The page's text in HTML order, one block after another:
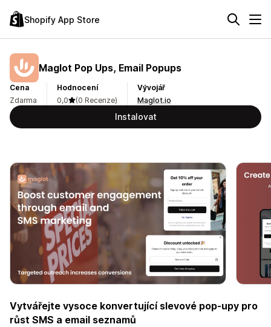
Shopify App Store
Maglot Pop Ups, Email Popups
Cena
Zdarma
Hodnocení
0,0
(0 Recenze)
Vývojář
Maglot.io
Instalovat
Vytvářejte vysoce konvertující slevové pop-upy pro
růst SMS a email seznamů